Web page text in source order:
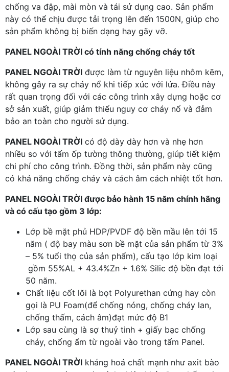
chống va đập, mài mòn và tái sử dụng cao. Sản phẩm
này có thể chịu được tải trọng lên đến 1500N, giúp cho
sản phẩm không bị biến dạng hay gãy vỡ.
PANEL NGOÀI TRỜI có tính năng chống cháy tốt
PANEL NGOÀI TRỜI được làm từ nguyên liệu nhôm kẽm,
không gây ra sự cháy nổ khi tiếp xúc với lửa. Điều này
rất quan trọng đối với các công trình xây dựng hoặc cơ
sở sản xuất, giúp giảm thiểu nguy cơ cháy nổ và đảm
bảo an toàn cho người sử dụng.
PANEL NGOÀI TRỜI có độ dày dày hơn và nhẹ hơn
nhiều so với tấm ốp tường thông thường, giúp tiết kiệm
chi phí cho công trình. Đồng thời, sản phẩm này cũng
có khả năng chống cháy và cách âm cách nhiệt tốt hơn.
PANEL NGOÀI TRỜI được bảo hành 15 năm chính hãng
và có cấu tạo gồm 3 lớp:
Lớp bề mặt phủ HDP/PVDF độ bền mầu lên tới 15
năm ( độ bay màu sơn bề mặt của sản phẩm từ 3%
– 5% tuổi thọ của sản phẩm), cấu tạo lớp kim loại
gồm 55%AL + 43.4%Zn + 1.6% Silic độ bền đạt tới
50 năm.
Chất liệu cốt lõi là bọt Polyurethan cứng hay còn
gọi là PU Foam(để chống nóng, chống cháy lan,
chống thấm, cách âm)đạt mức độ B1
Lớp sau cùng là sợ thuỷ tinh + giấy bạc chống
cháy, chống ẩm từ ngoài vào trong tấm Panel.
PANEL NGOÀI TRỜI kháng hoá chất mạnh như axit bào